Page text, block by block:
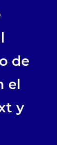
de
el
y